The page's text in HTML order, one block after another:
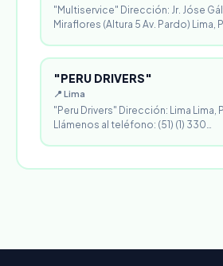
"Multiservice" Dirección: Jr. Jóse
Miraflores (Altura 5 Av. Pardo) Lima,
"PERU DRIVERS"
📍 Lima
"Peru Drivers" Dirección: Lima Lima,
Llámenos al teléfono: (51) (1) 330…